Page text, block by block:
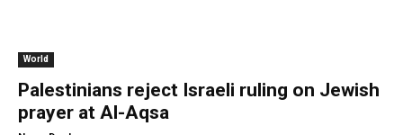
World
Palestinians reject Israeli ruling on Jewish
prayer at Al-Aqsa